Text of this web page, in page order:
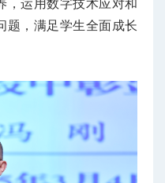
，运用数字技术应对和
题，满足学生全面成长